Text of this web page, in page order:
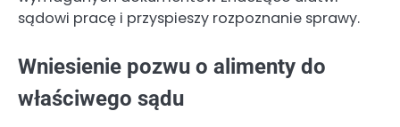
sądowi pracę i przyspieszy rozpoznanie sprawy.
Wniesienie pozwu o alimenty do
właściwego sądu